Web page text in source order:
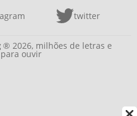
twitter
® 2026, milhões de letras e
ouvir